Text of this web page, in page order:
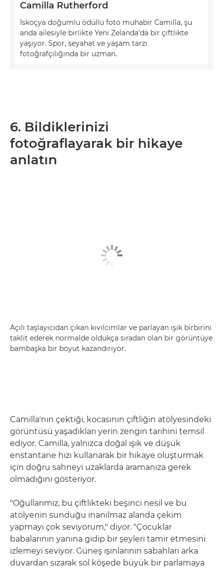
Camilla Rutherford
İskoçya doğumlu ödüllü foto muhabir Camilla, şu
anda ailesiyle birlikte Yeni Zelanda'da bir çiftlikte
yaşıyor. Spor, seyahat ve yaşam tarzı
fotoğrafçılığında bir uzman.
6. Bildiklerinizi
fotoğraflayarak bir hikaye
anlatın
Açılı taşlayıcıdan çıkan kıvılcımlar ve parlayan ışık birbirini
taklit ederek normalde oldukça sıradan olan bir görüntüye
bambaşka bir boyut kazandırıyor.
Camilla'nın çektiği, kocasının çiftliğin atölyesindeki
görüntüsü yaşadıkları yerin zengin tarihini temsil
ediyor. Camilla, yalnızca doğal ışık ve düşük
enstantane hızı kullanarak bir hikaye oluşturmak
için doğru sahneyi uzaklarda aramanıza gerek
olmadığını gösteriyor.
"Oğullarımız, bu çiftlikteki beşinci nesil ve bu
atölyenin sunduğu inanılmaz alanda çekim
yapmayı çok seviyorum," diyor. "Çocuklar
babalarının yanına gidip bir şeyleri tamir etmesini
izlemeyi seviyor. Güneş ışınlarının sabahları arka
duvardan sızarak sol köşede büyük bir parlamaya